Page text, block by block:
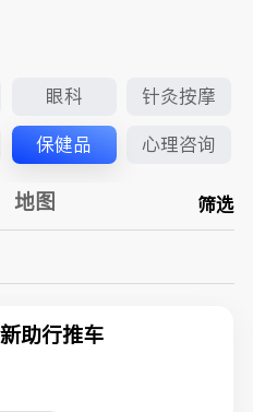
眼科 针灸按摩
保健品 心理咨询
地图 筛选
助行推车